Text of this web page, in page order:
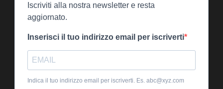
Iscriviti alla nostra newsletter e resta
aggiornato.
Inserisci il tuo indirizzo email per iscriverti
Indica il tuo indirizzo email per iscriverti. Es. abc@xyz.com